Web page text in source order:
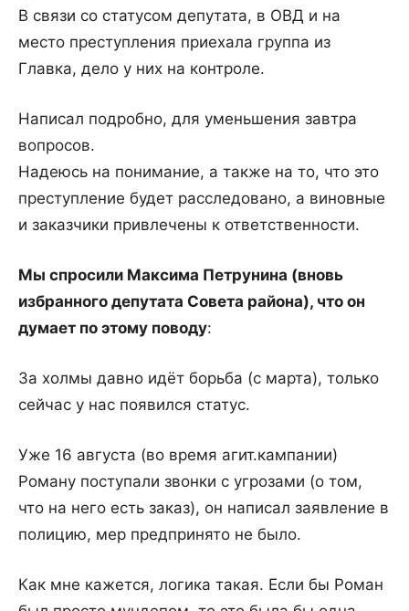
В связи со статусом депутата, в ОВД и на
место преступления приехала группа из
Главка, дело у них на контроле.
Написал подробно, для уменьшения завтра
вопросов.
Надеюсь на понимание, а также на то, что это
преступление будет расследовано, а виновные
и заказчики привлечены к ответственности.
Мы спросили Максима Петрунина (вновь
избранного депутата Совета района), что он
думает по этому поводу:
За холмы давно идёт борьба (с марта), только
сейчас у нас появился статус.
Уже 16 августа (во время агит.кампании)
Роману поступали звонки с угрозами (о том,
что на него есть заказ), он написал заявление в
полицию, мер предпринято не было.
Как мне кажется, логика такая. Если бы Роман